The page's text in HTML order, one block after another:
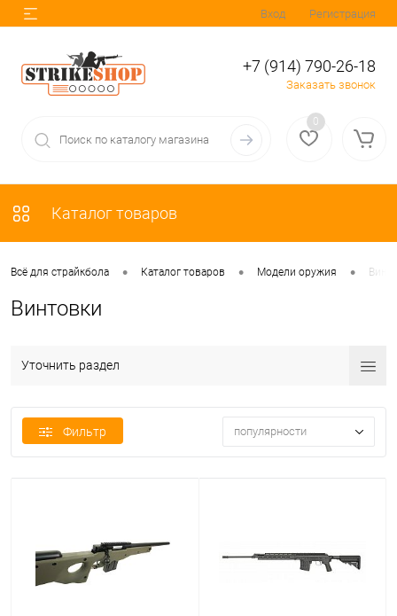
Вход Регистрация
+7 (914) 790-26-18
Заказать звонок
0
Каталог товаров
Всё для страйкбола • Каталог товаров • Модели оружия •
Винтовки
Уточнить раздел
Фильтр популярности